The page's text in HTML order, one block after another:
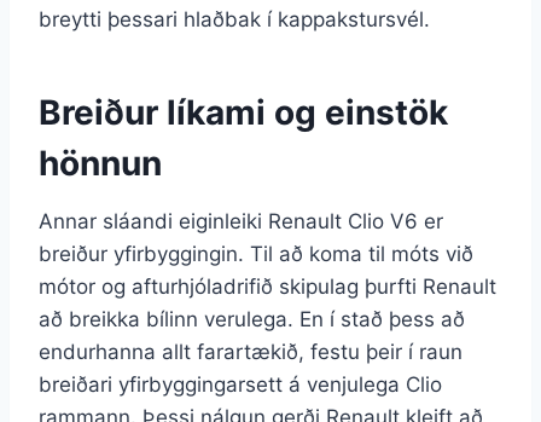
breytti þessari hlaðbak í kappakstursvél.
Breiður líkami og einstök
hönnun
Annar sláandi eiginleiki Renault Clio V6 er
breiður yfirbyggingin. Til að koma til móts við
mótor og afturhjóladrifið skipulag þurfti Renault
að breikka bílinn verulega. En í stað þess að
endurhanna allt farartækið, festu þeir í raun
breiðari yfirbyggingarsett á venjulega Clio
rammann. Þessi nálgun gerði Renault kleift að